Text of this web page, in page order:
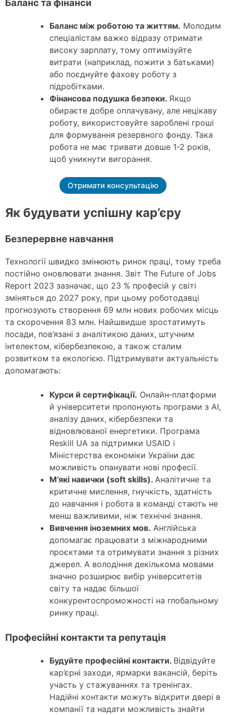
Баланс та фінанси
Баланс між роботою та життям. Молодим
спеціалістам важко відразу отримати
високу зарплату, тому оптимізуйте
витрати (наприклад, пожити з батьками)
або поєднуйте фахову роботу з
підробітками.
Фінансова подушка безпеки. Якщо
обираєте добре оплачувану, але нецікаву
роботу, використовуйте зароблені гроші
для формування резервного фонду. Така
робота не має тривати довше 1-2 років,
щоб уникнути вигорання.
Отримати консультацію
Як будувати успішну кар’єру
Безперервне навчання
Технології швидко змінюють ринок праці, тому треба
постійно оновлювати знання. Звіт The Future of Jobs
Report 2023 зазначає, що 23 % професій у світі
зміняться до 2027 року, при цьому роботодавці
прогнозують створення 69 млн нових робочих місць
та скорочення 83 млн. Найшвидше зростатимуть
посади, пов’язані з аналітикою даних, штучним
інтелектом, кібербезпекою, а також сталим
розвитком та екологією. Підтримувати актуальність
допомагають:
Курси й сертифікації. Онлайн‑платформи
й університети пропонують програми з AI,
аналізу даних, кібербезпеки та
відновлюваної енергетики. Програма
Reskill UA за підтримки USAID і
Міністерства економіки України дає
можливість опанувати нові професії.
М’які навички (soft skills). Аналітичне та
критичне мислення, гнучкість, здатність
до навчання і робота в команді стають не
менш важливими, ніж технічні знання.
Вивчення іноземних мов. Англійська
допомагає працювати з міжнародними
проєктами та отримувати знання з різних
джерел. А володіння декількома мовами
значно розширює вибір університетів
світу та надає більшої
конкурентоспроможності на глобальному
ринку праці.
Професійні контакти та репутація
Будуйте професійні контакти. Відвідуйте
кар’єрні заходи, ярмарки вакансій, беріть
участь у стажуваннях та тренінгах.
Надійні контакти можуть відкрити двері в
компанії та надати можливість знайти